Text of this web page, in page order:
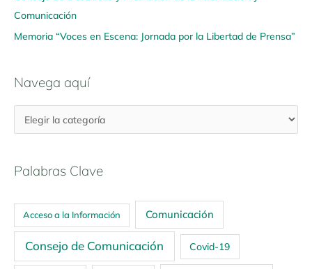
Comunicación
Memoria “Voces en Escena: Jornada por la Libertad de Prensa”
Navega aquí
Palabras Clave
Acceso a la Información Comunicación
Consejo de Comunicación Covid-19